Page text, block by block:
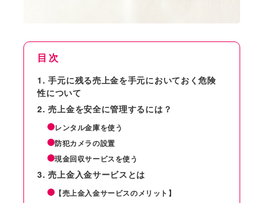
目次
手元に残る売上金を手元においておく危険
性について
売上金を安全に管理するには？
レンタル金庫を使う
防犯カメラの設置
現金回収サービスを使う
売上金入金サービスとは
【売上金入金サービスのメリット】